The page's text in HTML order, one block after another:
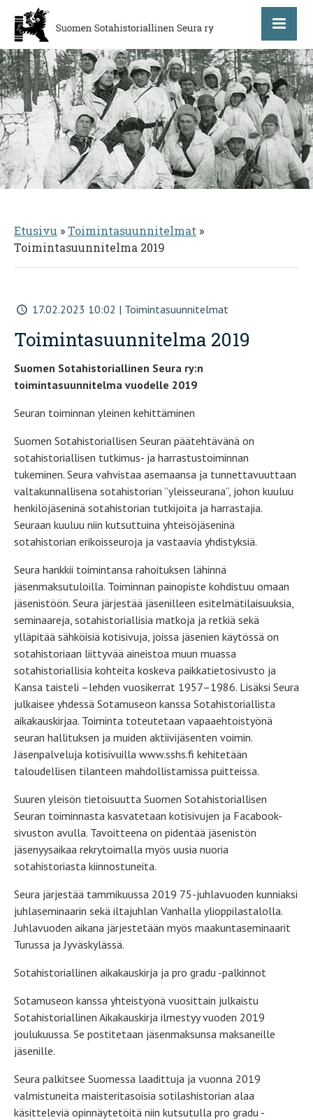
Etusivu »Toimintasuunnitelmat »
Toimintasuunnitelma 2019
17.02.2023 10:02 | Toimintasuunnitelmat
Toimintasuunnitelma 2019
Suomen Sotahistoriallinen Seura ry:n
toimintasuunnitelma vuodelle 2019
Seuran toiminnan yleinen kehittäminen
Suomen Sotahistoriallisen Seuran päätehtävänä on
sotahistoriallisen tutkimus- ja harrastustoiminnan
tukeminen. Seura vahvistaa asemaansa ja tunnettavuuttaan
valtakunnallisena sotahistorian ”yleisseurana”, johon kuuluu
henkilöjäseninä sotahistorian tutkijoita ja harrastajia.
Seuraan kuuluu niin kutsuttuina yhteisöjäseninä
sotahistorian erikoisseuroja ja vastaavia yhdistyksiä.
Seura hankkii toimintansa rahoituksen lähinnä
jäsenmaksutuloilla. Toiminnan painopiste kohdistuu omaan
jäsenistöön. Seura järjestää jäsenilleen esitelmätilaisuuksia,
seminaareja, sotahistoriallisia matkoja ja retkiä sekä
ylläpitää sähköisiä kotisivuja, joissa jäsenien käytössä on
sotahistoriaan liittyvää aineistoa muun muassa
sotahistoriallisia kohteita koskeva paikkatietosivusto ja
Kansa taisteli –lehden vuosikerrat 1957–1986. Lisäksi Seura
julkaisee yhdessä Sotamuseon kanssa Sotahistoriallista
aikakauskirjaa. Toiminta toteutetaan vapaaehtoistyönä
seuran hallituksen ja muiden aktiivijäsenten voimin.
Jäsenpalveluja kotisivuilla www.sshs.fi kehitetään
taloudellisen tilanteen mahdollistamissa puitteissa.
Suuren yleisön tietoisuutta Suomen Sotahistoriallisen
Seuran toiminnasta kasvatetaan kotisivujen ja Facabook-
sivuston avulla. Tavoitteena on pidentää jäsenistön
jäsenyysaikaa rekrytoimalla myös uusia nuoria
sotahistoriasta kiinnostuneita.
Seura järjestää tammikuussa 2019 75-juhlavuoden kunniaksi
juhlaseminaarin sekä iltajuhlan Vanhalla ylioppilastalolla.
Juhlavuoden aikana järjestetään myös maakuntaseminaarit
Turussa ja Jyväskylässä.
Sotahistoriallinen aikakauskirja ja pro gradu -palkinnot
Sotamuseon kanssa yhteistyönä vuosittain julkaistu
Sotahistoriallinen Aikakauskirja ilmestyy vuoden 2019
joulukuussa. Se postitetaan jäsenmaksunsa maksaneille
jäsenille.
Seura palkitsee Suomessa laadittuja ja vuonna 2019
valmistuneita maisteritasoisia sotilashistorian alaa
käsitteleviä opinnäytetöitä niin kutsutulla pro gradu -